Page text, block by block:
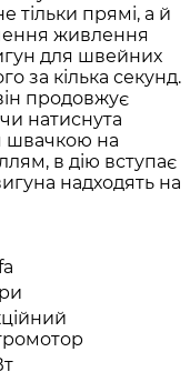
тільки прямі, а й
живлення
для швейних
за кілька секунд.
продовжує
натиснута
швачкою на
в дію вступає
надходять на